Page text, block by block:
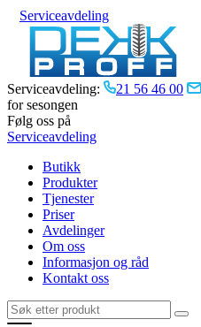
Serviceavdeling
Serviceavdeling: 21 56 46 00
for sesongen
Følg oss på
Serviceavdeling
Butikk
Produkter
Tjenester
Priser
Avdelinger
Om oss
Informasjon og råd
Kontakt oss